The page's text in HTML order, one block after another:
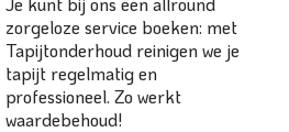
zorgeloze service boeken: met
Tapijtonderhoud reinigen we je
tapijt regelmatig en
professioneel. Zo werkt
waardebehoud!